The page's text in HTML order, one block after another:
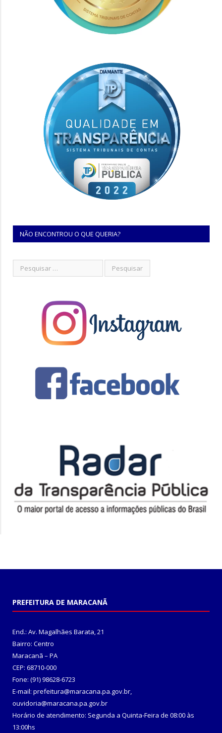
NÃO ENCONTROU O QUE QUERIA?
PREFEITURA DE MARACANÃ
End.: Av. Magalhães Barata, 21
Bairro: Centro
Maracanã – PA
CEP: 68710-000
Fone: (91) 98628-6723
E-mail: prefeitura@maracana.pa.gov.br,
ouvidoria@maracana.pa.gov.br
Horário de atendimento: Segunda a Quinta-Feira de 08:00 às
13:00hs